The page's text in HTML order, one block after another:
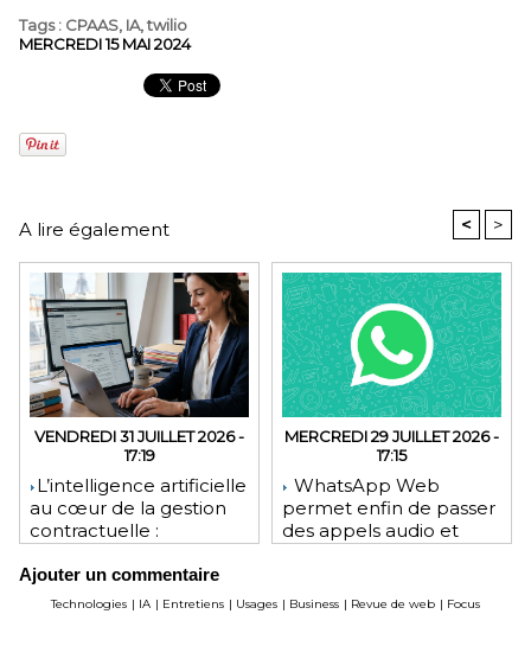
Tags: CPAAS, IA,twilio
MERCREDI 15 MAI 2024
A lire également < >
VENDREDI 31 JUILLET 2026 -
17:19
​L’intelligence artificielle
au cœur de la gestion
contractuelle :
pour les juristes ?
MERCREDI 29 JUILLET 2026 -
17:15
WhatsApp Web
permet enfin de passer
des appels audio et
Ajouter un commentaire
Technologies | IA | Entretiens | Usages | Business | Revue de web | Focus